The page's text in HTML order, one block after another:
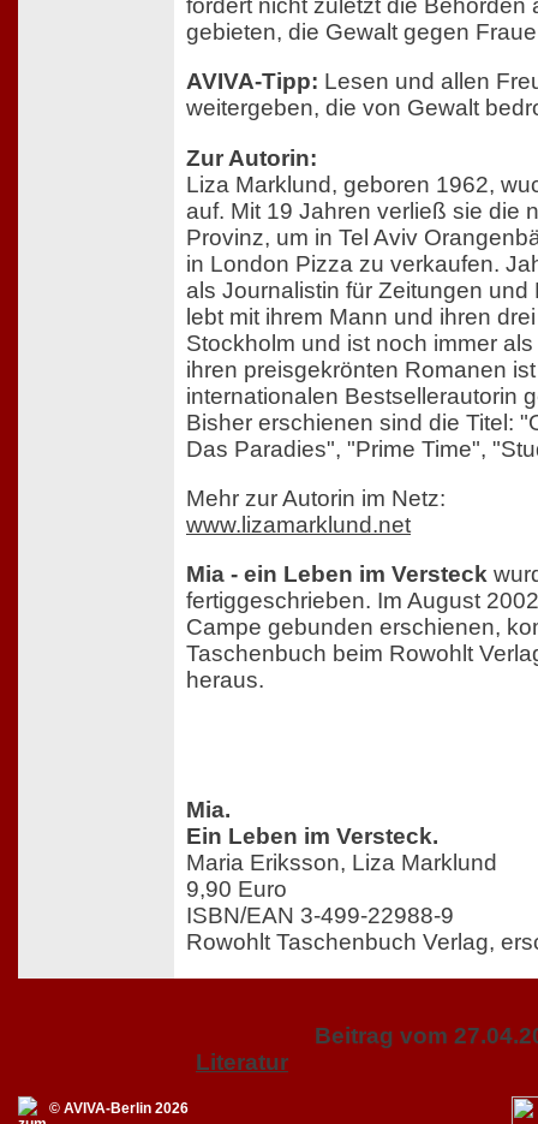
fordert nicht zuletzt die Behörden
gebieten, die Gewalt gegen
AVIVA-Tipp: Lesen und allen
weitergeben, die von Gewalt
Zur Autorin:
Liza Marklund, geboren 1962,
auf. Mit 19 Jahren verließ sie die
Provinz, um in Tel Aviv
in London Pizza zu verkaufen.
als Journalistin für Zeitungen und
lebt mit ihrem Mann und ihren
Stockholm und ist noch immer
ihren preisgekrönten Romanen
internationalen Bestsellerautorin
Bisher erschienen sind die Titel:
Das Paradies", "Prime Time",
Mehr zur Autorin im Netz:
www.lizamarklund.net
Mia - ein Leben im Versteck
fertiggeschrieben. Im August
Campe gebunden erschienen,
Taschenbuch beim Rowohlt
heraus.
Mia.
Ein Leben im Versteck.
Maria Eriksson, Liza Marklund
9,90 Euro
ISBN/EAN 3-499-22988-9
Rowohlt Taschenbuch Verlag,
Literatur
Beitrag vom
© AVIVA-Berlin 2026